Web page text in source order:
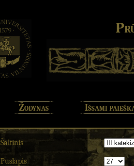
Žodynas Išsami
Šaltinis
Puslapis